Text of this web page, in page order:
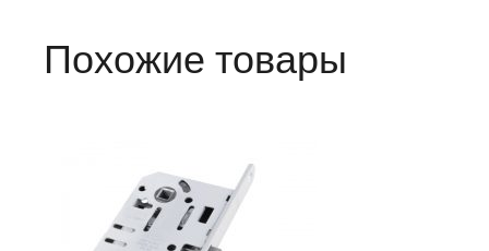
Похожие товары